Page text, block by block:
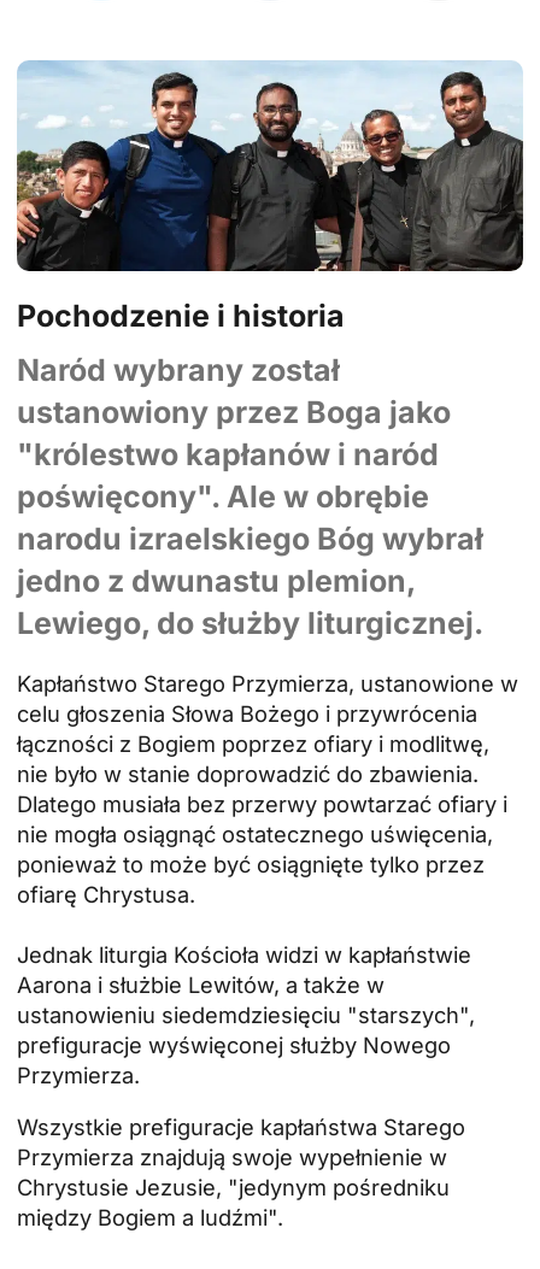
Pochodzenie i historia
Naród wybrany został
ustanowiony przez Boga jako
"królestwo kapłanów i naród
poświęcony". Ale w obrębie
narodu izraelskiego Bóg wybrał
jedno z dwunastu plemion,
Lewiego, do służby liturgicznej.
Kapłaństwo Starego Przymierza, ustanowione w
celu głoszenia Słowa Bożego i przywrócenia
łączności z Bogiem poprzez ofiary i modlitwę,
nie było w stanie doprowadzić do zbawienia.
Dlatego musiała bez przerwy powtarzać ofiary i
nie mogła osiągnąć ostatecznego uświęcenia,
ponieważ to może być osiągnięte tylko przez
ofiarę Chrystusa.
Jednak liturgia Kościoła widzi w kapłaństwie
Aarona i służbie Lewitów, a także w
ustanowieniu siedemdziesięciu "starszych",
prefiguracje wyświęconej służby Nowego
Przymierza.
Wszystkie prefiguracje kapłaństwa Starego
Przymierza znajdują swoje wypełnienie w
Chrystusie Jezusie, "jedynym pośredniku
między Bogiem a ludźmi".